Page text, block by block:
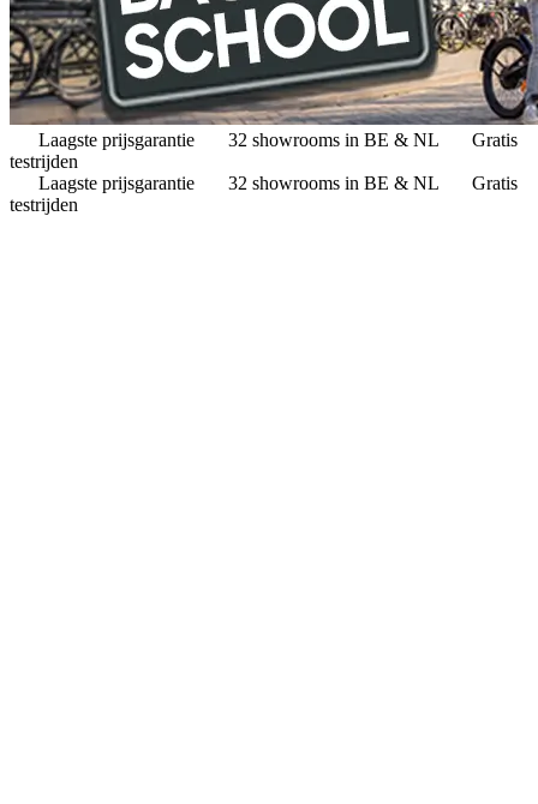
Laagste prijsgarantie 32 showrooms in BE & NL
Gratis
testrijden
Laagste prijsgarantie
32 showrooms in BE & NL
Gratis
testrijden